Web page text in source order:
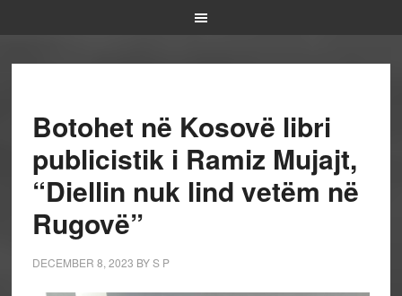
Botohet në Kosovë libri
publicistik i Ramiz Mujajt,
“Diellin nuk lind vetëm në
Rugovë”
DECEMBER 8, 2023 BYS P